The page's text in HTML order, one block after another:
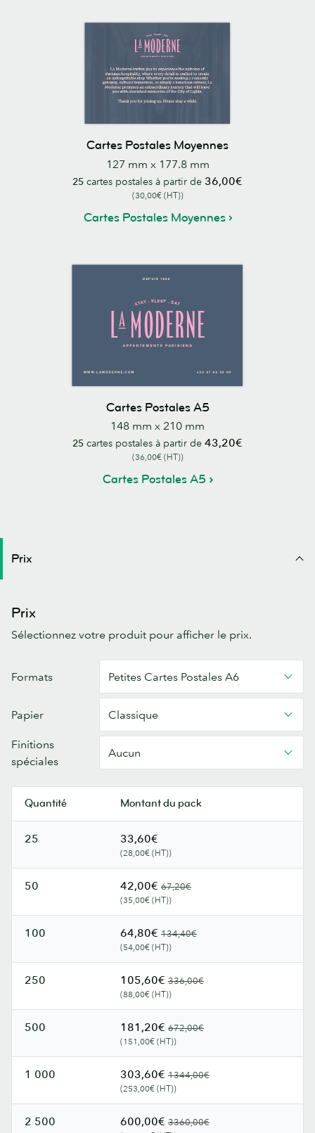
Cartes Postales Moyennes
127 mm x 177.8 mm
25 cartes postales à partir de 36,00€
(30,00€ (HT))
Cartes Postales Moyennes
Cartes Postales A5
148 mm x 210 mm
25 cartes postales à partir de 43,20€
(36,00€ (HT))
Cartes Postales A5
Prix
Prix
Sélectionnez votre produit pour afficher le prix.
Postales
Formats Petites Cartes Postales A6
Papier Classique
Finitions
spéciales
Aucun
Quantité Montant du pack
25 33,60€
(28,00€ (HT))
50 42,00€ 67,20€
(35,00€ (HT))
100 64,80€ 134,40€
(54,00€ (HT))
250 105,60€ 336,00€
(88,00€ (HT))
500 181,20€ 672,00€
(151,00€ (HT))
1 000 303,60€ 1344,00€
(253,00€ (HT))
2 500 600,00€ 3360,00€